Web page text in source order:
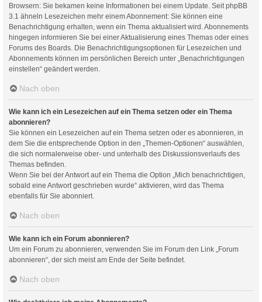
Browsern: Sie bekamen keine Informationen bei einem Update. Seit phpBB
3.1 ähneln Lesezeichen mehr einem Abonnement: Sie können eine
Benachrichtigung erhalten, wenn ein Thema aktualisiert wird. Abonnements
hingegen informieren Sie bei einer Aktualisierung eines Themas oder eines
Forums des Boards. Die Benachrichtigungsoptionen für Lesezeichen und
Abonnements können im persönlichen Bereich unter „Benachrichtigungen
einstellen“ geändert werden.
Nach oben
Wie kann ich ein Lesezeichen auf ein Thema setzen oder ein Thema
abonnieren?
Sie können ein Lesezeichen auf ein Thema setzen oder es abonnieren, in
dem Sie die entsprechende Option in den „Themen-Optionen“ auswählen,
die sich normalerweise ober- und unterhalb des Diskussionsverlaufs des
Themas befinden.
Wenn Sie bei der Antwort auf ein Thema die Option „Mich benachrichtigen,
sobald eine Antwort geschrieben wurde“ aktivieren, wird das Thema
ebenfalls für Sie abonniert.
Nach oben
Wie kann ich ein Forum abonnieren?
Um ein Forum zu abonnieren, verwenden Sie im Forum den Link „Forum
abonnieren“, der sich meist am Ende der Seite befindet.
Nach oben